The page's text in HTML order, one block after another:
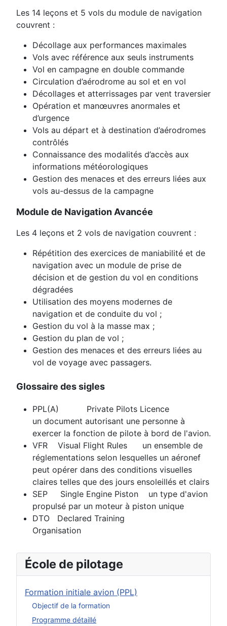
École de pilotage
Formation initiale avion (PPL)
Objectif de la formation
Programme détaillé
Les 14 leçons et 5 vols du module de navigation
couvrent :
Décollage aux performances maximales
Vols avec référence aux seuls instruments
Vol en campagne en double commande
Circulation d’aérodrome au sol et en vol
Décollages et atterrissages par vent traversier
Opération et manœuvres anormales et
d’urgence
Vols au départ et à destination d’aérodromes
contrôlés
Connaissance des modalités d’accès aux
informations météorologiques
Gestion des menaces et des erreurs liées aux
vols au-dessus de la campagne
Module de Navigation Avancée
Les 4 leçons et 2 vols de navigation couvrent :
Répétition des exercices de maniabilité et de
navigation avec un module de prise de
décision et de gestion du vol en conditions
dégradées
Utilisation des moyens modernes de
navigation et de conduite du vol ;
Gestion du vol à la masse max ;
Gestion du plan de vol ;
Gestion des menaces et des erreurs liées au
vol de voyage avec passagers.
Glossaire des sigles
PPL(A) Private Pilots Licence
un document autorisant une personne à
exercer la fonction de pilote à bord de l'avion.
VFR Visual Flight Rules un ensemble de
réglementations selon lesquelles un aéronef
peut opérer dans des conditions visuelles
claires telles que des jours ensoleillés et clairs
SEP Single Engine Piston un type d'avion
propulsé par un moteur à piston unique
DTO Declared Training
Organisation